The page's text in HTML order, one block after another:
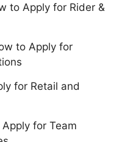
to Apply for Rider &
to Apply for
for Retail and
for Team